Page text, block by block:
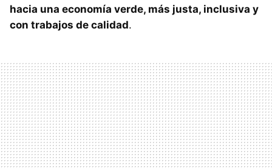
hacia una economía verde, más justa, inclusiva y
con trabajos de calidad.